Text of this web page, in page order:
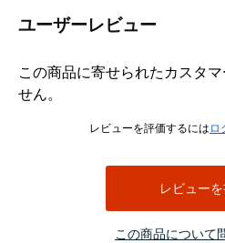
この商品について
ユーザーレビュー
この商品に寄せられたカスタ
せん。
レビューを評価するには ロ
レビューを